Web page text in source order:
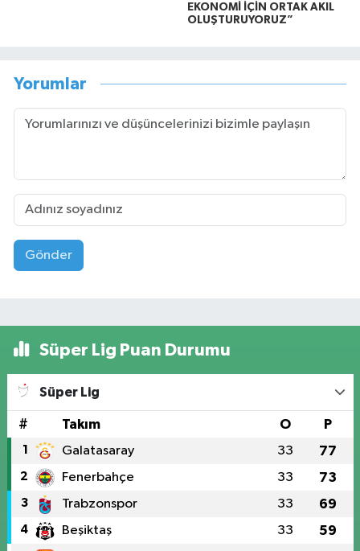
EKONOMİ İÇİN ORTAK AKIL
OLUŞTURUYORUZ”
Yorumlar
Gönder
Süper Lig Puan Durumu
Süper Lig
# Takım O P
1 Galatasaray 33 77
2 Fenerbahçe 33 73
3 Trabzonspor 33 69
4 Beşiktaş 33 59